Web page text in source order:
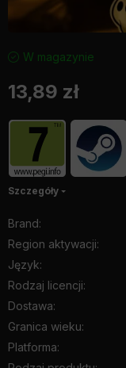
W magazynie
13,89 zł
Szczegóły
Brand:
Region aktywacji:
Język:
Rodzaj licencji:
Dostawa:
Granica wieku:
Platforma: